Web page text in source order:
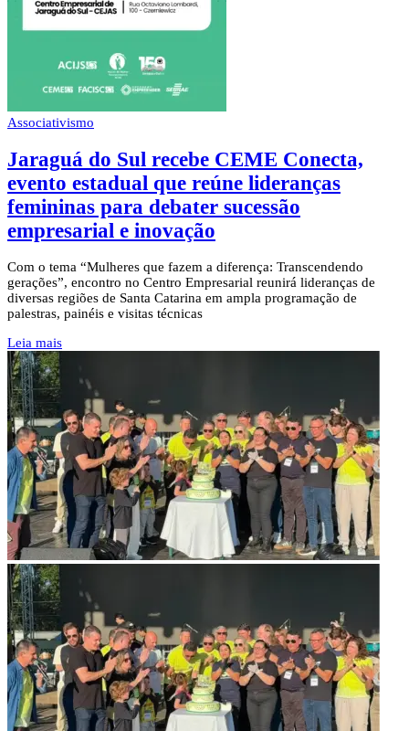
Associativismo
Jaraguá do Sul recebe CEME Conecta,
evento estadual que reúne lideranças
femininas para debater sucessão
empresarial e inovação
Com o tema “Mulheres que fazem a diferença: Transcendendo
gerações”, encontro no Centro Empresarial reunirá lideranças de
diversas regiões de Santa Catarina em ampla programação de
palestras, painéis e visitas técnicas
Leia mais